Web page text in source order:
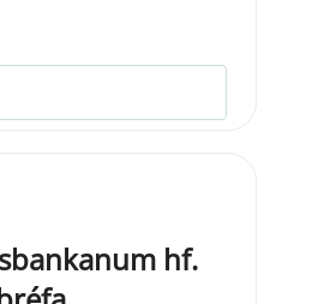
hf.